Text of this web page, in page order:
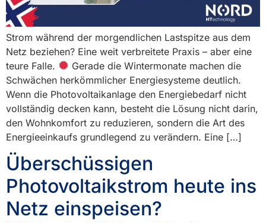
Strom während der morgendlichen Lastspitze aus dem
Netz beziehen? Eine weit verbreitete Praxis – aber eine
teure Falle.
Gerade die Wintermonate machen die
Schwächen herkömmlicher Energiesysteme deutlich.
Wenn die Photovoltaikanlage den Energiebedarf nicht
vollständig decken kann, besteht die Lösung nicht darin,
den Wohnkomfort zu reduzieren, sondern die Art des
Energieeinkaufs grundlegend zu verändern. Eine […]
Überschüssigen
Photovoltaikstrom heute ins
Netz einspeisen?